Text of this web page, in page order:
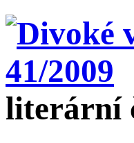
literární